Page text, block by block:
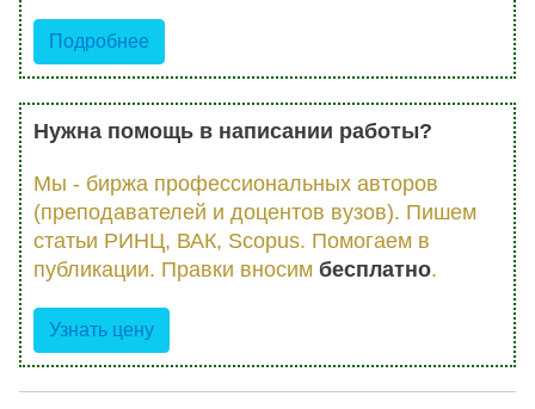
Подробнее
Нужна помощь в написании работы?
Мы - биржа профессиональных авторов
(преподавателей и доцентов вузов). Пишем
статьи РИНЦ, ВАК, Scopus. Помогаем в
публикации. Правки вносим бесплатно.
Узнать цену